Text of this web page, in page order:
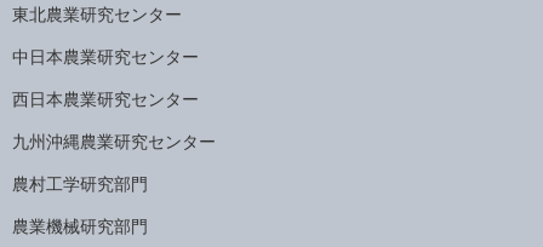
東北農業研究センター
中日本農業研究センター
西日本農業研究センター
九州沖縄農業研究センター
農村工学研究部門
農業機械研究部門